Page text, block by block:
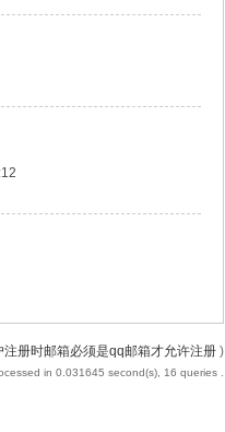
注册时邮箱必须是qq邮箱才允许注册 )
in 0.031645 second(s), 16 queries .